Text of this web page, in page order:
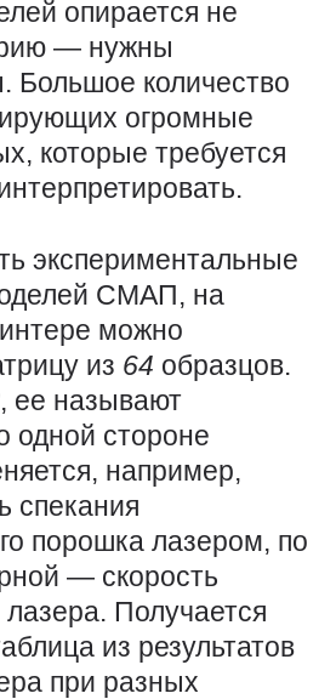
опирается не
— ​нужны
Большое количество
огромные
которые требуется
экспериментальные
СМАП, на
можно
из 64 образцов.
, ее называют
одной стороне
например,
спекания
порошка лазером, по
— скорость
Получается
из результатов
при разных